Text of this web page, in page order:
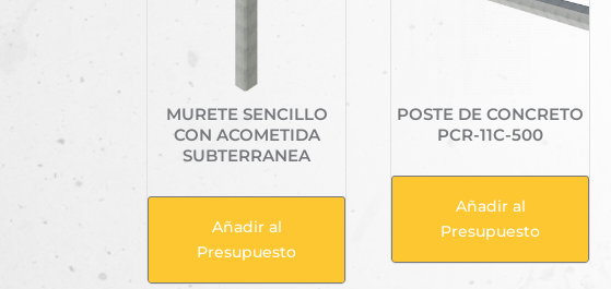
MURETE SENCILLO
CON ACOMETIDA
SUBTERRANEA
Añadir al
Presupuesto
POSTE DE CONCRETO
PCR-11C-500
Añadir al
Presupuesto